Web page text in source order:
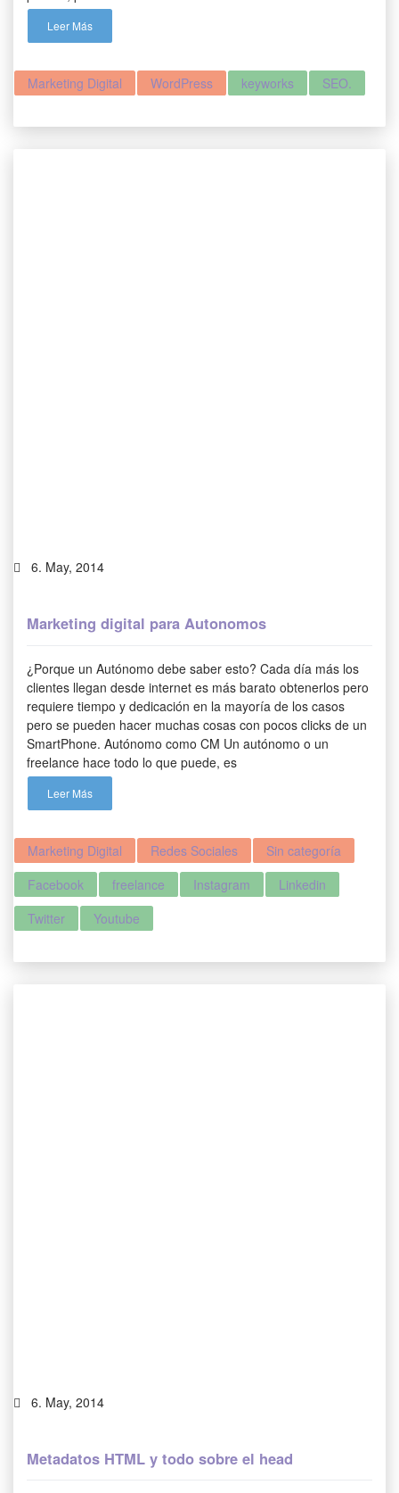
Leer Más
Marketing Digital WordPress keyworks SEO.
6. May, 2014
Marketing digital para Autonomos
¿Porque un Autónomo debe saber esto? Cada día más los
clientes llegan desde internet es más barato obtenerlos pero
requiere tiempo y dedicación en la mayoría de los casos
pero se pueden hacer muchas cosas con pocos clicks de un
SmartPhone. Autónomo como CM Un autónomo o un
freelance hace todo lo que puede, es
Leer Más
Marketing Digital Redes Sociales
Sin categoría
Facebook
freelance Instagram
Linkedin
Twitter
Youtube
6. May, 2014
Metadatos HTML y todo sobre el head